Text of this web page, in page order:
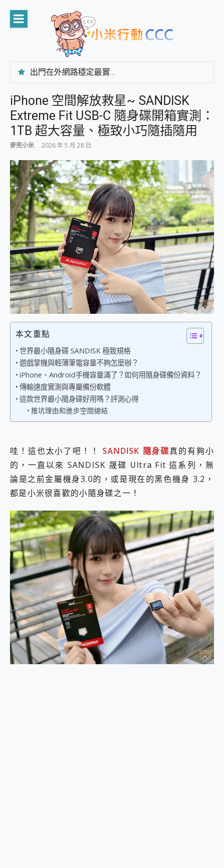
content
出門在外網路穩定最實在 「台灣大哥大」榮獲 4G/5G 在線率全球 NO.3 全台第一與全台六冠王實測心得，走到哪順到哪！
CP 值天花板~ Bongcom BS5 足球君開箱~ 短焦投影機 3千元就能擁有！ 折扣碼在這～
專為 PC上的 XBOX和掌機設計的 FireCuda X1070 SSD 固態硬碟開箱 評測
台灣製攝影機在這裡，100%全無線設計 SpotCam Solo Eco 太陽能防水雲端攝影機 SpotCam Solo 3 2.5K高畫質戶外攝影機 開箱 評測
電力超超超持久 MSI 微星 Prestige 14 AI+ D3MG-031TW 14吋 開箱評價，AI輕薄商務筆電 Copilot+ PC
超懂拍、耐用 AI 街拍機~ realme 16 Pro 開箱評價~ 2 億畫素 LumaColor 影像、持久續航與 IP69K 高防護
AI 支付 一錶搞定大小事 Xiaomi Watch 5 開箱 評測
超驚艷 讓人一眼就愛上 LENOVO 聯想 Yoga Book 9 14吋 AI輕薄筆電 開箱 評測
美到讓人超想擁有 moto pad 60 系列 與 Moto | Swarovski razr 60 冰藍限定版本 開箱 評測
好用的 EaseUS Partition Master 讓您輕鬆的移除與格式化有防寫保護的隨身碟或SD卡
一鍵修復模糊影片、舊照的 AI 好幫手! VideoProc Converter AI 新版全解析 × 年末優惠，一篇全看懂
小朋友才做選擇 投影機 RGB藍牙音響 氛圍情境燈 我通通都要！ Starfish 2 幻彩膠囊投影機｜結合「 智慧投影 & 煥彩流動 」的沈浸式生活新體驗
外型超吸晴~ 給您絕佳操控體驗 GravaStar Mercury K1 系列 異星機械鍵盤與 Mercury X 系列 輕量無線電競滑鼠 開箱 評測
開箱~變身「蜘蛛人」椅子軍師！MSI MPG 491CQP QD-OLED 超寬曲面電競螢幕，多工辦公、爽度滿滿的終極桌面體驗
iPhone 17 系列 有認證的防護來囉！ imos 首家導入 UL MCV 行銷宣告驗證的手機配件品牌
DJI Osmo Pocket 3 爽爽帶回家 歡慶 EaseUS 21 週年到來，「Slogan 海報徵稿活動」好康大放送
小巧好吸不擋鏡頭 有Qi2認證的 ONPRO MagReact MXs2 5000mAh薄型磁吸無線急速行動電源 開箱 評測
會走動的冷暖氣 SONY REON POCKET PRO 穿戴式智慧冷暖調溫裝置 開箱 評測
寶可夢飛人外掛iToolab AnyGo全新升級，GO Fest 五折優惠嗨翻天！支援 iOS/Android！
百倍變焦實測~ vivo X200 Pro 與 S25 Ultra 誰能滿足全場景拍攝需求？
超好用的 PLAUD NotePin AI 智慧錄音膠囊~ 您的AI 秘書已上線 每月免費送你 300分鐘轉寫
飛利浦 JS7310 ⚡【電急便｜行動儲能救車電源】 可靠的旅行夥伴！帶給您優異的安全性與強大供電效能
是螢幕也是電視! 一機超多用途「MSI微星 Modern MD272UPSW 27型」 4K IPS 輕薄商用智慧聯網螢幕 開箱 評測
您的專屬AI 助手 Yoga Slim 7 Aura Edition 觸控AI筆電 開箱 評測
realme 14 Pro 超硬軍規、冰感變色實測，realme 14 5G 遊戲戰鬥值爆表，效能x娛樂全都要！
iPhone、Apple Watch、AirPods耳機 三個設備充電一起搞定 ONPRO MagReact™ M3 3 in 1可攜摺疊無線充電器 開箱 評測
動靜皆宜「HUAWEI FreeArc」開放式耳掛耳機，無感配戴! 超穩超服貼，音質、通話也很優質
B&O 精品級音響! Home+ 中嘉寬頻 SoundBox 劇院串流盒 開箱 評測
EaseUS Vocal Remover 免費線上去聲器一鍵去除人聲 人聲 音樂分離 2024 消除人聲推薦
3 個超值 MHN 飛人工具分享~~ iToolab AnyGo 魔物獵人 Now飛人 ios教學 不出門也可以到處走
Locawhere AnyTo 寶可夢飛人 AnyTo 不出門也可以飛遍全世界
97.3% 恢復率，資料救援就是這麼簡單 EaseUS Data Recovery Wizard Free 18.0.0 業界最好的資料救援軟體
磁碟系統大風吹 有了 磁碟管理程式 EaseUS Partition Master 就是這麼簡單
全新 SONY Xperia 1 VI 開箱! 相機實測! 長焦覆蓋更遠更清晰、2日長續航、頂尖影音娛樂效能~
Xiaomi 14 Ultra 開箱 評測~ 有深度的 Leica 影像旗艦手機! 加碼小旗艦 Xiaomi 14 開箱 評測
vivo TWS 3e 真無線藍牙耳機智慧降噪升級、音質明亮溫潤，並支援雙設備連接~
人像旗艦 vivo V30 系列 開箱 評測! 首搭蔡司光學鏡頭、攝影棚級柔光環、拍攝功能最好玩的美拍神機 vivo V30 Pro
多個願望一次滿足 超強散熱 微星 MSI Claw A1M-026TW 電競掌機 開箱 評測
一吸完美對位 擁有超強吸力與超好用的隱磁支架 O-ONE MAG 最會吸的行動電源 開箱 評測
Motorola edge 70 pro 及 moto g37 power上市，登錄在送飛利浦氣炸鍋
近八千元的 Soundcore Liberty 5 Pro Max，有螢幕的耳機會是智商稅嗎?
ASUS Pad 全面應援 Me Time，加碼愛奇藝黃金雙周卡體驗，專案價最低 NT$0 起
榮耀 HONOR 600 Pro x MOLLY Limited Edition 限量版開賣，攜手味全龍進駐大巨蛋萬人盛典
iPhone 空間解放救星~ SANDISK
Extreme Fit USB-C 隨身碟開箱實測：
1TB 超大容量、極致小巧隨插隨用
麥兜小米 2026 年 5 月 28 日
本文重點
世界最小隨身碟 SANDISK 極致規格
遊戲掌機與輕薄筆電容量不夠怎麼辦？
iPhone、Android手機容量滿了？如何用隨身碟備份資料？
傳輸速度實測與專屬備份軟體
這款世界最小隨身碟好用嗎？評測心得
推坑理由和進步空間總結
哇！這也太小了吧！！ SANDISK 隨身碟真的有夠小
的，一直以來 SANDISK 晟碟 Ultra Fit 這系列，無
論是之前金屬機身3.0的，或是現在的黑色機身 3.2，
都是小米很喜歡的小隨身碟之一！